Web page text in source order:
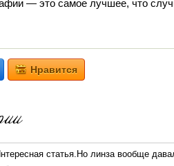
— это самое лучшее, что
Нравится
статья.Но линза вообще